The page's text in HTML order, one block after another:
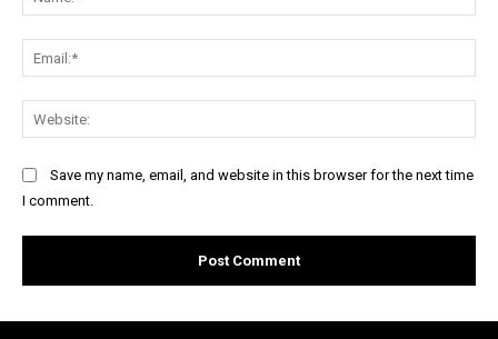
Save my name, email, and website in this browser for the next time
I comment.